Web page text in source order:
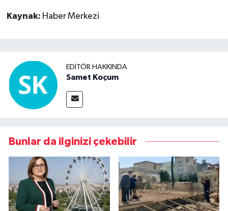
Kaynak: Haber Merkezi
EDITÖR HAKKINDA
Samet Koçum
Bunlar da ilginizi çekebilir